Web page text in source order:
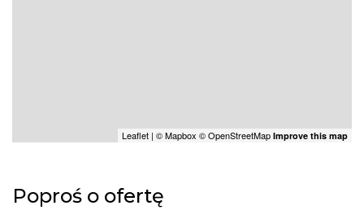
Leaflet | ©Mapbox ©OpenStreetMap Improve this map
Poproś o ofertę